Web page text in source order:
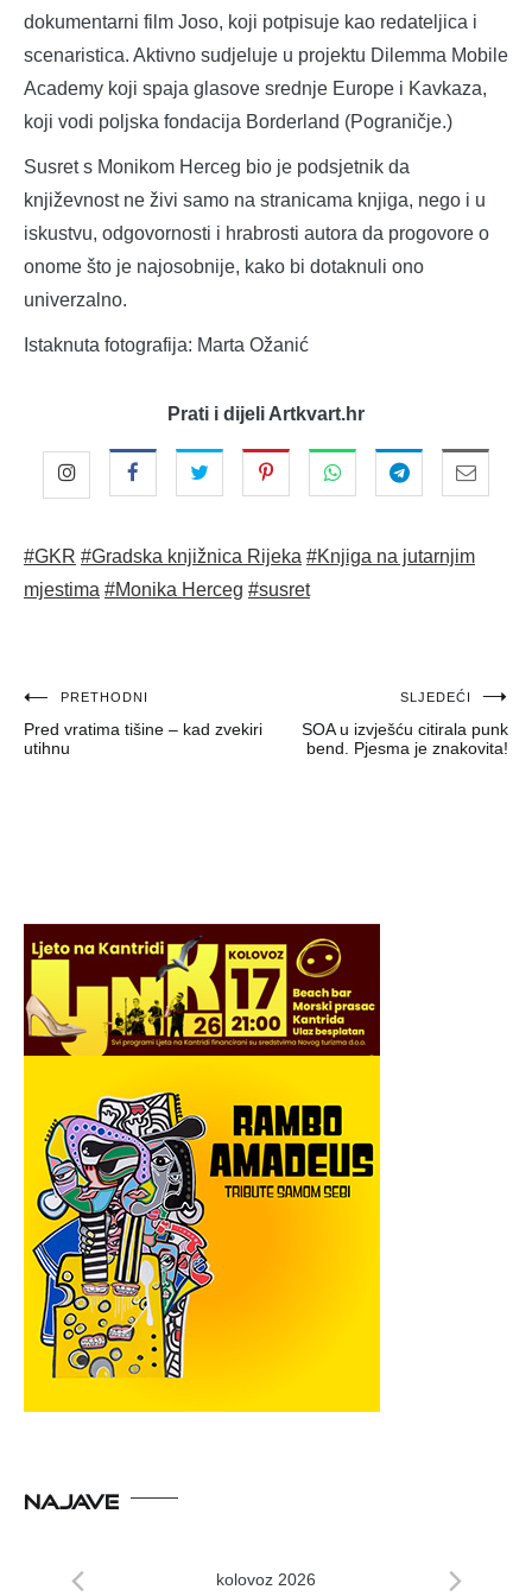
dokumentarni film Joso, koji potpisuje kao redateljica i
scenaristica. Aktivno sudjeluje u projektu Dilemma Mobile
Academy koji spaja glasove srednje Europe i Kavkaza,
koji vodi poljska fondacija Borderland (Pograničje.)
Susret s Monikom Herceg bio je podsjetnik da
književnost ne živi samo na stranicama knjiga, nego i u
iskustvu, odgovornosti i hrabrosti autora da progovore o
onome što je najosobnije, kako bi dotaknuli ono
univerzalno.
Istaknuta fotografija: Marta Ožanić
Prati i dijeli Artkvart.hr
#GKR #Gradska knjižnica Rijeka #Knjiga na jutarnjim
mjestima #Monika Herceg #susret
Navigacija
objava
PRETHODNI
Pred vratima tišine – kad zvekiri
utihnu
SLJEDEĆI
SOA u izvješću citirala punk
bend. Pjesma je znakovita!
NAJAVE
kolovoz 2026